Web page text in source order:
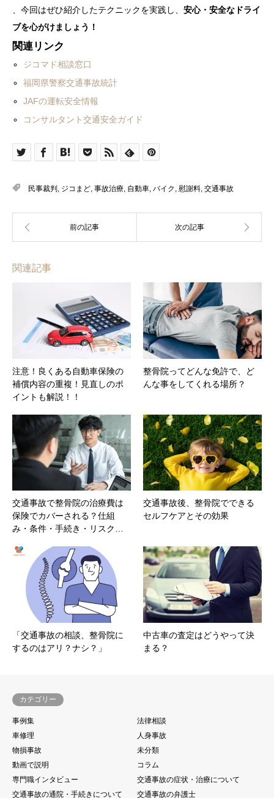
、今回はぜひ紹介したテクニックを実践し、 安心・安全なドライ
ブを心がけましょう！
関連リンク
ジコマド相談窓口
福岡県警察交通事故統計
JAFの運転安全情報
コンサルタント交通安全ガイド
民事裁判 , ジコまど, 事故治療, 自動車, バイク , 慰謝料, 交通事故
関連記事
注意！良くある自動車保険の
補償内容の重複！見直しのポ
イントも解説！！
整骨院ってどんな免許で、ど
んな事をしてくれる場所？
交通事故で整骨院の治療費は
保険でカバーされる？仕組
み・条件・手続き・リスク…
交通事故後、整骨院でできる
セルフケアとその効果
「交通事故の相談、整骨院に
するのはアリ？ナシ？」
中古車の査定はどうやって決
まる？
カテゴリー
事例集
法律相談
車修理
人身事故
物損事故
未分類
動画で説明
コラム
専門職インタビュー
交通事故の症状・治療について
交通事故の通院・手続きについて
交通事故の弁護士